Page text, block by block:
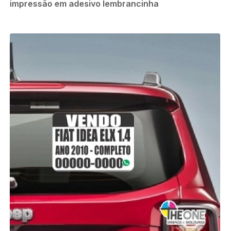
impressão em adesivo lembrancinha